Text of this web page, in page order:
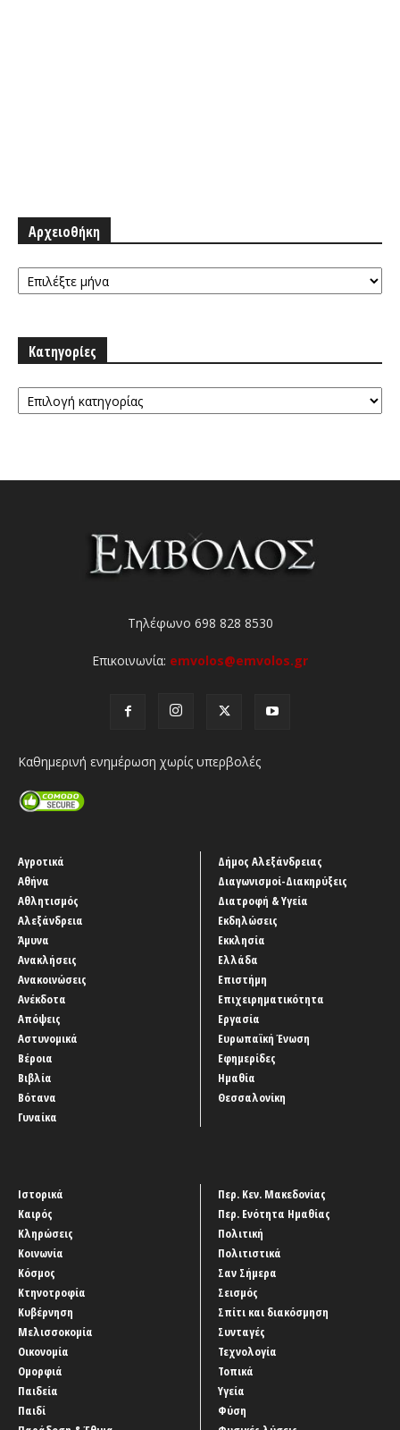
Αρχειοθήκη
Αρχειοθήκη
Κατηγορίες
Κατηγορίες
Τηλέφωνο 698 828 8530
Επικοινωνία: emvolos@emvolos.gr
Καθημερινή ενημέρωση χωρίς υπερβολές
Αγροτικά
Αθήνα
Αθλητισμός
Αλεξάνδρεια
Άμυνα
Ανακλήσεις
Ανακοινώσεις
Ανέκδοτα
Απόψεις
Αστυνομικά
Βέροια
Βιβλία
Βότανα
Γυναίκα
Δήμος Αλεξάνδρειας
Διαγωνισμοί-Διακηρύξεις
Διατροφή & Υγεία
Εκδηλώσεις
Εκκλησία
Ελλάδα
Επιστήμη
Επιχειρηματικότητα
Εργασία
Ευρωπαϊκή Ένωση
Εφημερίδες
Ημαθία
Θεσσαλονίκη
Ιστορικά
Καιρός
Κληρώσεις
Κοινωνία
Κόσμος
Κτηνοτροφία
Κυβέρνηση
Μελισσοκομία
Οικονομία
Ομορφιά
Παιδεία
Παιδί
Περ. Κεν. Μακεδονίας
Περ. Ενότητα Ημαθίας
Πολιτική
Πολιτιστικά
Σαν Σήμερα
Σεισμός
Σπίτι και διακόσμηση
Συνταγές
Τεχνολογία
Τοπικά
Υγεία
Φύση